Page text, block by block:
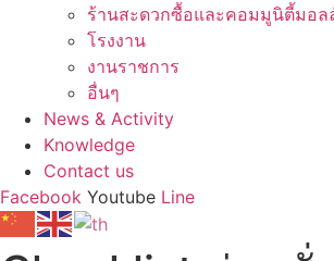
ร้านสะดวกซื้อและคอมมูนิตี้มอล
โรงงาน
งานราชการ
อื่นๆ
News & Activity
Knowledge
Contact us
Facebook Youtube Line